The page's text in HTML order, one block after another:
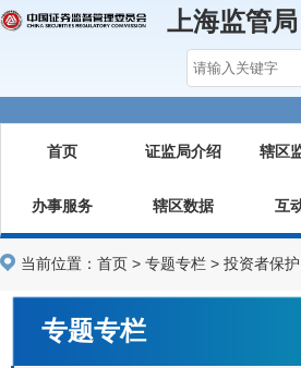
上海监管局
首页 证监局介绍 辖区
办事服务 辖区数据 互
当前位置： 首页 > 专题专栏 > 投资者保护
专题专栏